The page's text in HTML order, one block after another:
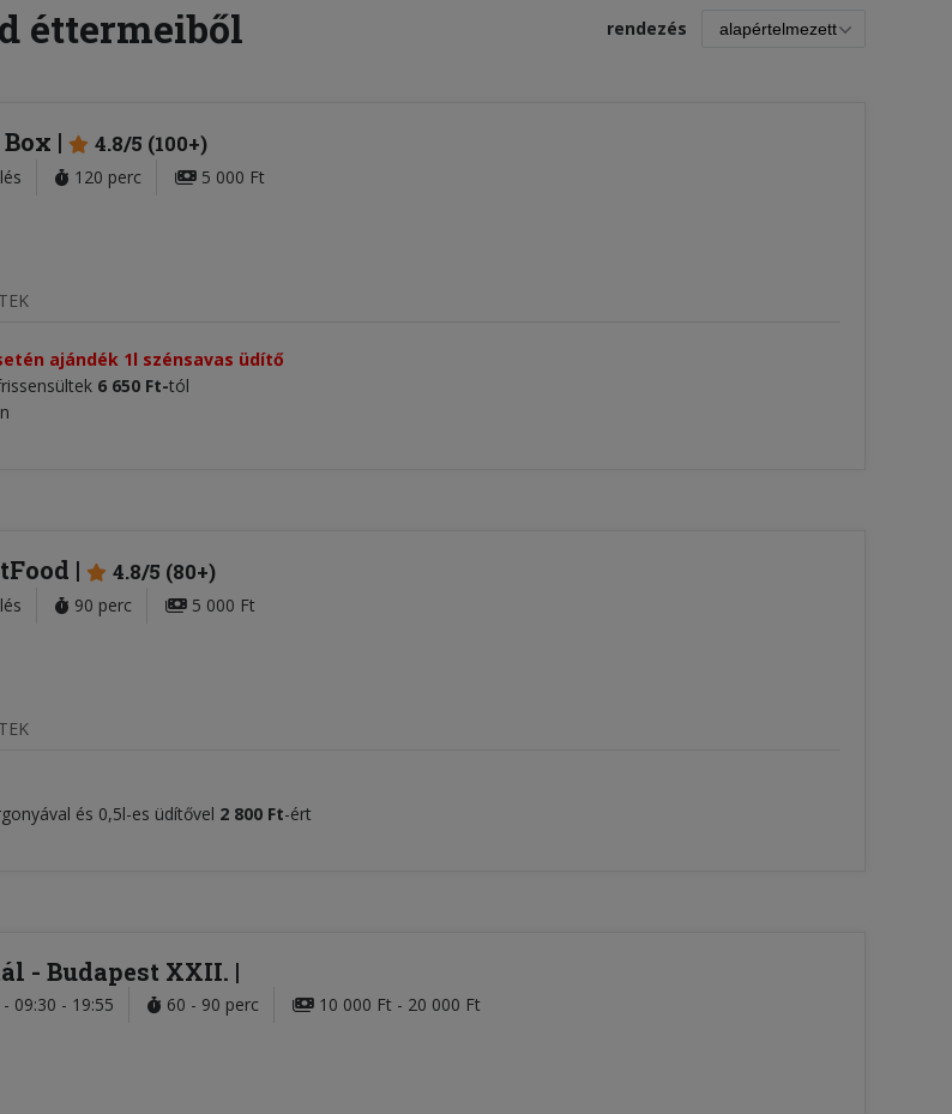
éttermeiből rendezés
4.8/5 (100+)
120 perc 5 000 Ft
ajándék 1l szénsavas üdítő
6 650 Ft-tól
4.8/5 (80+)
90 perc 5 000 Ft
és 0,5l-es üdítővel 2 800 Ft-ért
- Budapest XXII.
- 09:30 - 19:55 60 - 90 perc 10 000 Ft - 20 000 Ft